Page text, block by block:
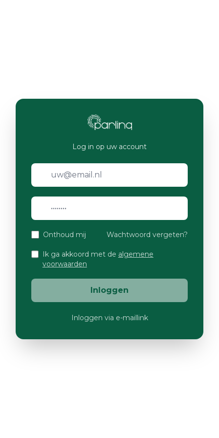
Log in op uw account
Onthoud mij Wachtwoord vergeten?
Ik ga akkoord met de algemene
voorwaarden
Inloggen
Inloggen via e-maillink